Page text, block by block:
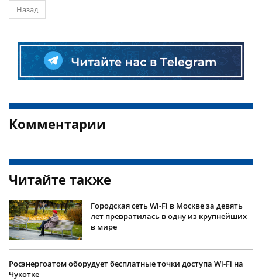
Назад
Комментарии
Читайте также
Городская сеть Wi-Fi в Москве за девять
лет превратилась в одну из крупнейших
в мире
Росэнергоатом оборудует бесплатные точки доступа Wi-Fi на
Чукотке